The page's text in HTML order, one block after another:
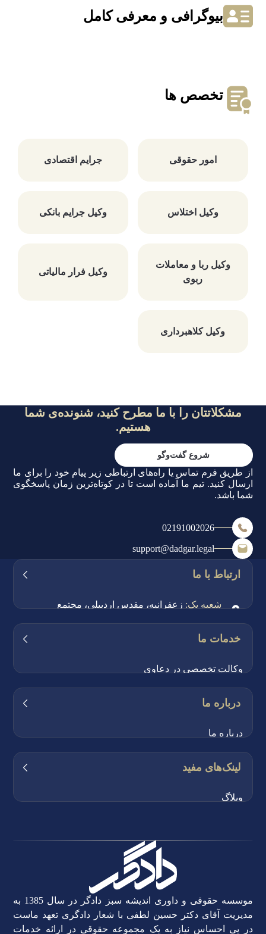
بیوگرافی و معرفی کامل
تخصص ها
امور حقوقی جرایم اقتصادی
وکیل اختلاس وکیل جرایم بانکی
وکیل ربا و معاملات
ربوی
وکیل فرار مالیاتی
وکیل کلاهبرداری
مشکلاتتان را با ما مطرح کنید، شنونده‌ی شما
هستیم.
شروع گفت‌وگو
از طریق فرم تماس یا راه‌های ارتباطی زیر پیام خود را برای ما
ارسال کنید. تیم ما آماده است تا در کوتاه‌ترین زمان پاسخگوی
شما باشد.
02191002026
support@dadgar.legal
ارتباط با ما
شعبه یک: زعفرانیه، مقدس اردبیلی، مجتمع
شعبه دو:
بلوار کشاورز، خیابان وصال شیرازی، کوی
باستانی پاریزی، پلاک ۱۱، طبقه ۴
شماره تماس:
ساعات کاری:
خدمات ما
وکالت تخصصی در دعاوی
تهیه و تنظیم تخصصی قراردادها
حل و فصل اختلافات و داوری
درباره ما
درباره ما
لینک‌های مفید
وبلاگ
حریم خصوصی
نمونه پرونده ها
موسسه حقوقی و داوری اندیشه سبز دادگر در سال 1385 به
مدیریت آقای دکتر حسین لطفی با شعار دادگری تعهد ماست
در پی احساس نیاز به یک مجموعه حقوقی در ارائه خدمات